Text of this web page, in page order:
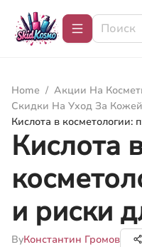
Home / Акции На
Скидки На Уход За Кожей
Кислота в косметологии:
Кислота
и риски
ByКонстантин Громов